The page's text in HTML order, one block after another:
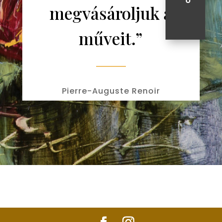
megvásároljuk a
műveit.”
Pierre-Auguste Renoir